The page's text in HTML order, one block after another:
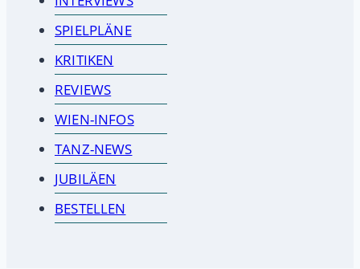
SPIELPLÄNE
KRITIKEN
REVIEWS
WIEN-INFOS
TANZ-NEWS
JUBILÄEN
BESTELLEN